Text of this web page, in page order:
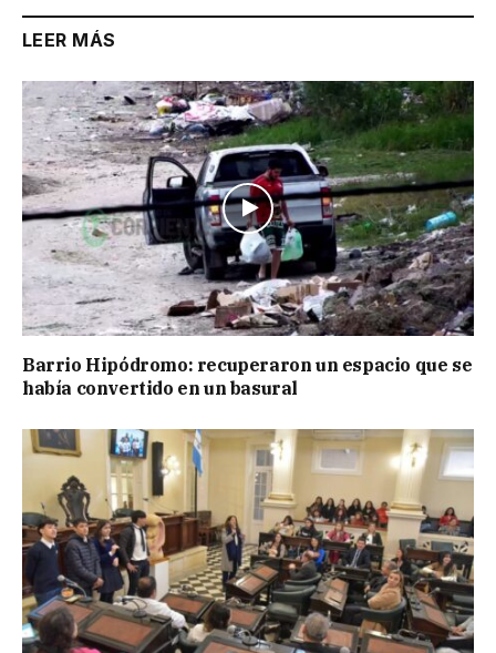
LEER MÁS
Barrio Hipódromo: recuperaron un espacio que se
había convertido en un basural